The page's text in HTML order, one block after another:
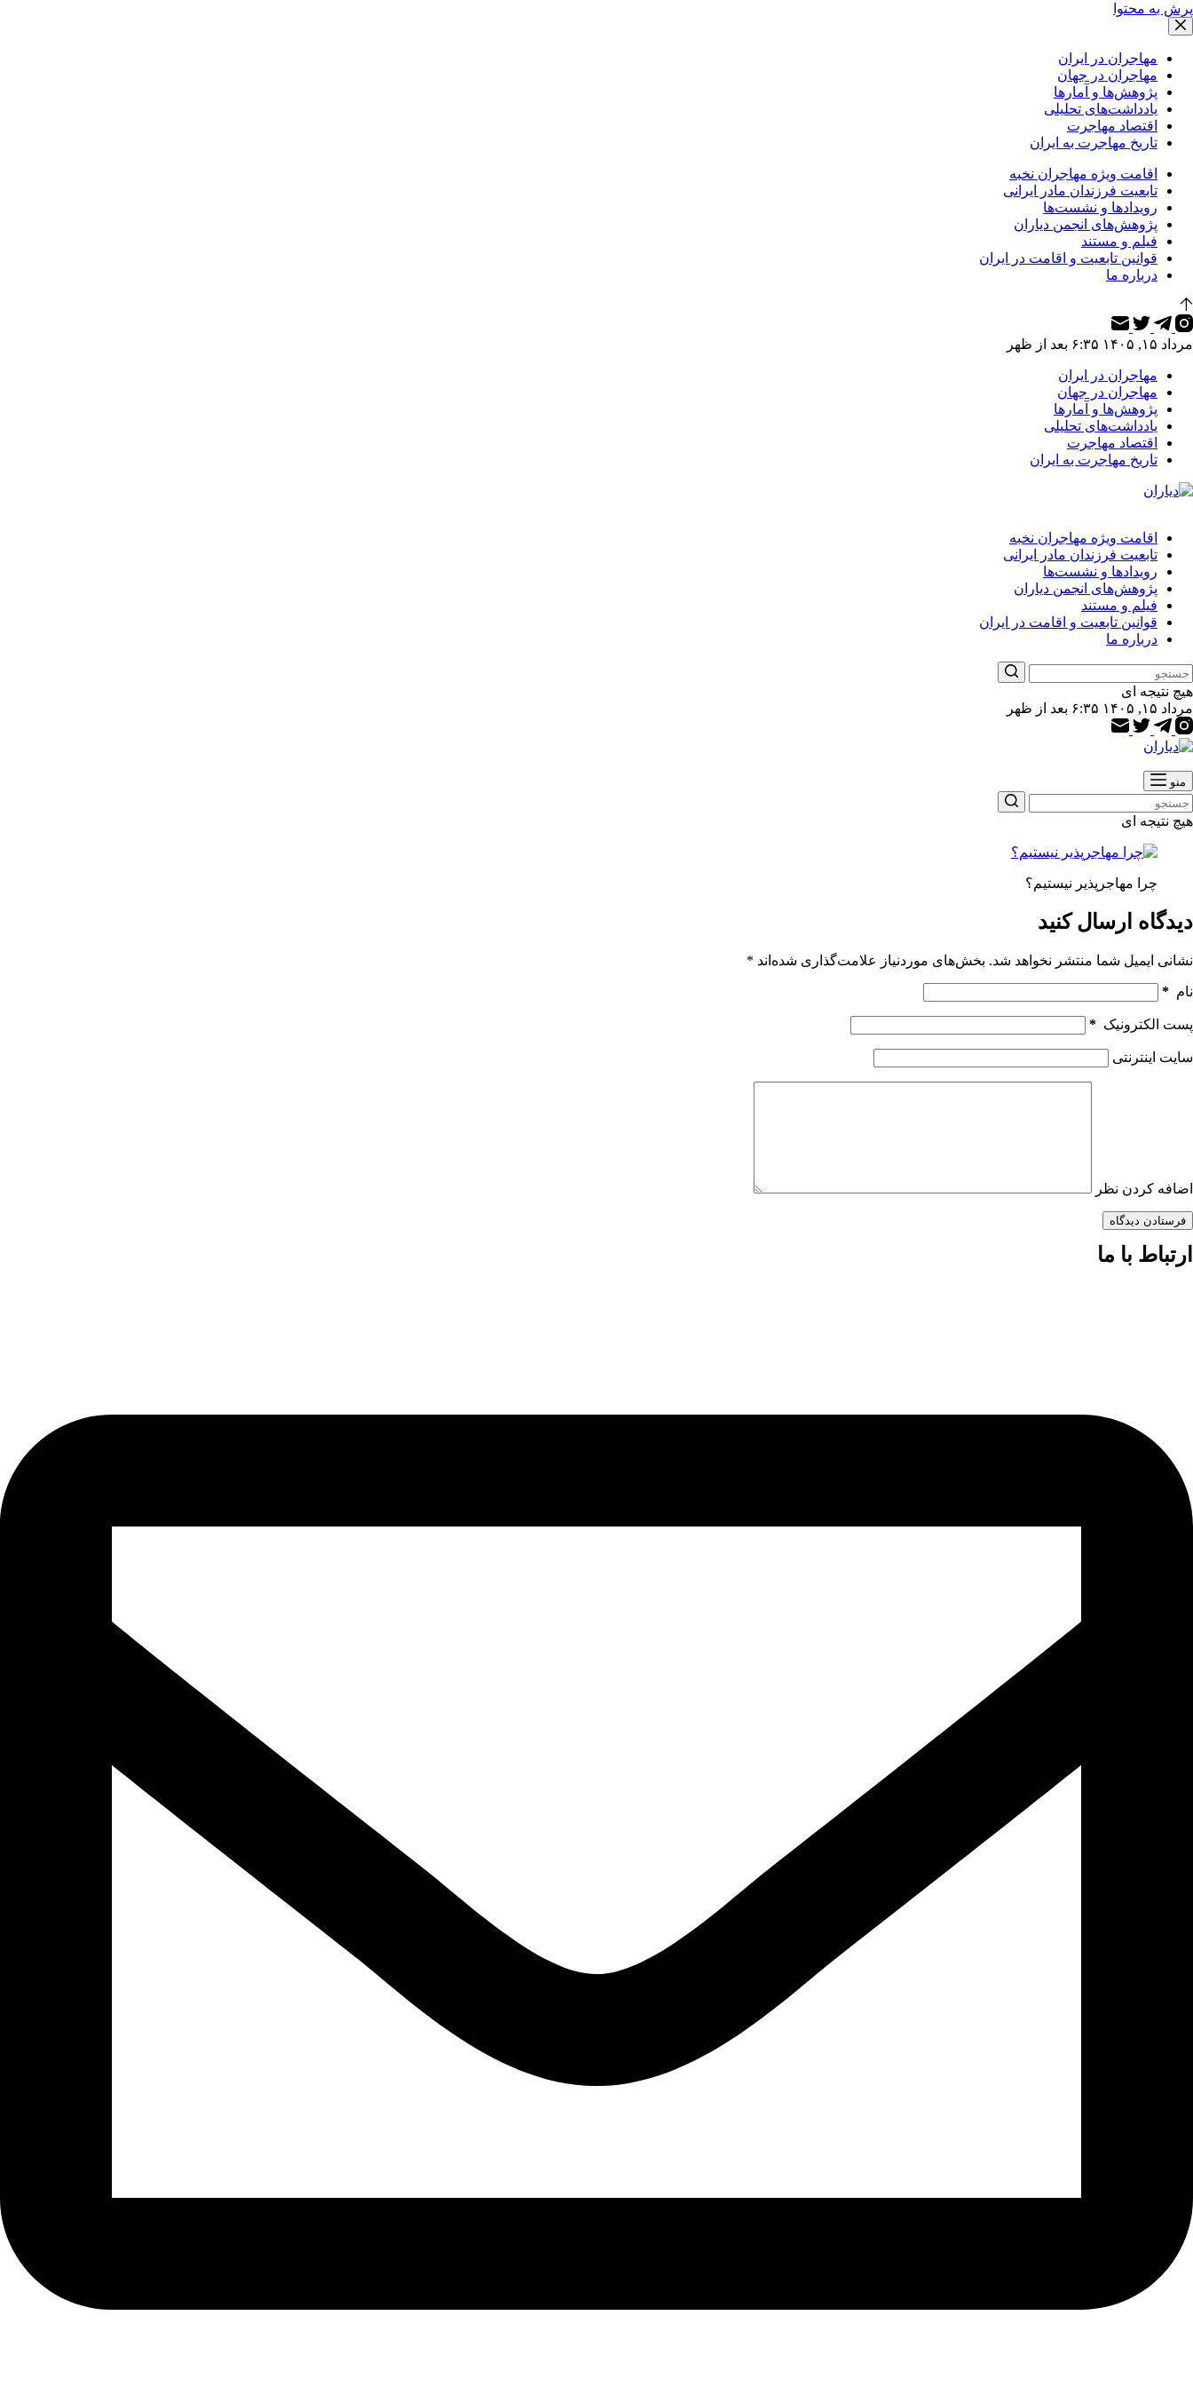
پرش به محتوا
مهاجران در ایران
مهاجران در جهان
پژوهش‌ها و آمارها
یادداشت‌های تحلیلی
اقتصاد مهاجرت
تاریخ مهاجرت به ایران
اقامت ویژه مهاجران نخبه
تابعیت فرزندان مادر ایرانی
رویدادها و نشست‌ها
پژوهش‌های انجمن دیاران
فیلم و مستند
قوانین تابعیت و اقامت در ایران
درباره ما
مرداد ۱۵, ۱۴۰۵ ۶:۳۵ بعد از ظهر
مهاجران در ایران
مهاجران در جهان
پژوهش‌ها و آمارها
یادداشت‌های تحلیلی
اقتصاد مهاجرت
تاریخ مهاجرت به ایران
اقامت ویژه مهاجران نخبه
تابعیت فرزندان مادر ایرانی
رویدادها و نشست‌ها
پژوهش‌های انجمن دیاران
فیلم و مستند
قوانین تابعیت و اقامت در ایران
درباره ما
هیچ نتیجه ای
مرداد ۱۵, ۱۴۰۵ ۶:۳۵ بعد از ظهر
منو
هیچ نتیجه ای
چرا مهاجرپذیر نیستیم؟
دیدگاه ارسال کنید
نشانی ایمیل شما منتشر نخواهد شد. بخش‌های موردنیاز علامت‌گذاری شده‌اند *
نام *
پست الکترونیک *
سایت اینترنتی
اضافه کردن نظر
فرستادن دیدگاه
ارتباط با ما